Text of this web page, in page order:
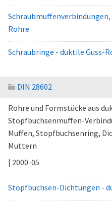
Rohre
Schraubringe - duktile Guss-
DIN 28602
Rohre und Formstücke aus
Stopfbuchsenmuffen-
Muffen, Stopfbuchsenring,
Muttern
| 2000-05
Stopfbuchsen-Dichtungen -